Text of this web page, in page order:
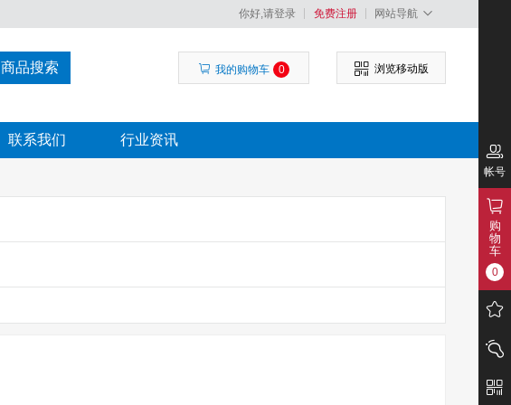
你好,请登录 免费注册 网站导航
商品搜索 我的购物车 0 浏览移动版
联系我们 行业资讯
帐号
购
物
车
0